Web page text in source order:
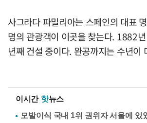
사그라다 파밀리아는 스페인의 대표
명의 관광객이 이곳을 찾는다. 1882
년째 건설 중이다. 완공까지는 수년이
이시간 핫뉴스